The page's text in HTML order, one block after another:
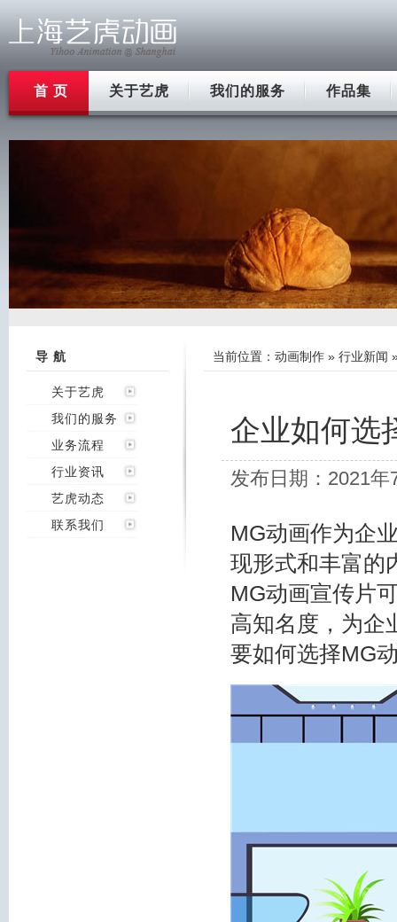
首 页 关于艺虎 我们的服务 作品集
导 航
关于艺虎
我们的服务
业务流程
行业资讯
艺虎动态
联系我们
当前位置： 动画制作 » 行业新闻
企业如何选
发布日期：2021
MG动画作为企
现形式和丰富的
MG动画宣传片
高知名度，为企
要如何选择MG